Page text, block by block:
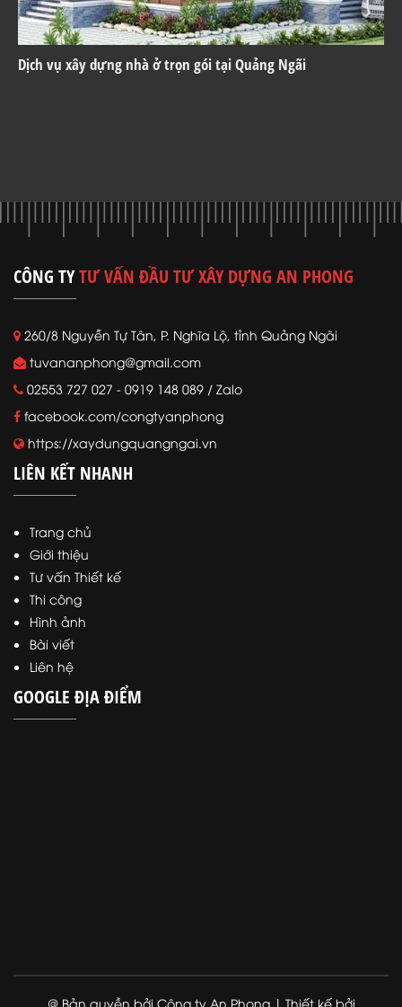
Dịch vụ xây dựng nhà ở trọn gói tại Quảng Ngãi
CÔNG TYTƯ VẤN ĐẦU TƯ XÂY DỰNG AN PHONG
260/8 Nguyễn Tự Tân, P. Nghĩa Lộ, tỉnh Quảng Ngãi
tuvananphong@gmail.com
02553 727 027 - 0919 148 089 / Zalo
facebook.com/congtyanphong
https://xaydungquangngai.vn
LIÊN KẾT NHANH
Trang chủ
Giới thiệu
Tư vấn Thiết kế
Thi công
Hình ảnh
Bài viết
Liên hệ
GOOGLE ĐỊA ĐIỂM
@ Bản quyền bởi Công ty An Phong | Thiết kế bởi